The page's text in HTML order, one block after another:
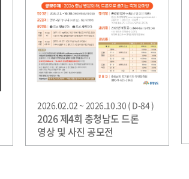
2026.02.02 ~ 2026.10.30 ( D-84 )
2026 제4회 충청남도 드론
영상 및 사진 공모전